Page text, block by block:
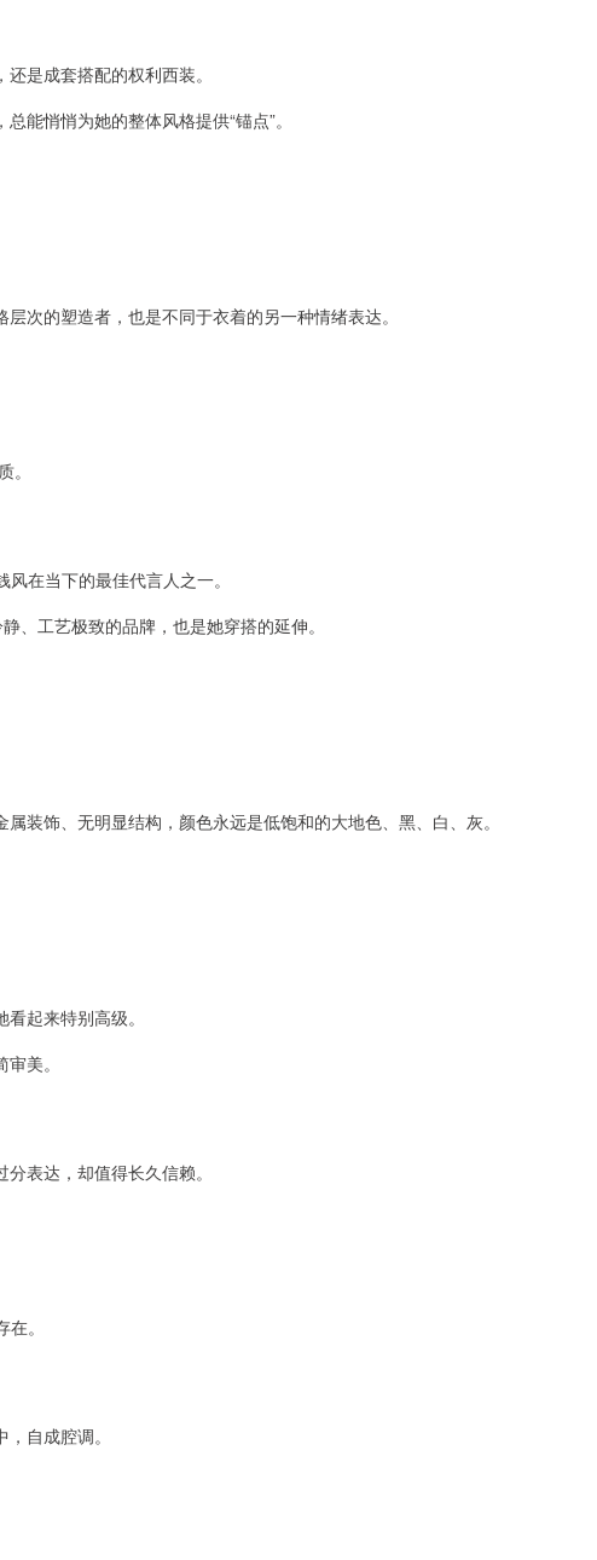
是成套搭配的权利西装。
能悄悄为她的整体风格提供“锚点”。
次的塑造者，也是不同于衣着的另一种情绪表达。
。
在当下的最佳代言人之一。
、工艺极致的品牌，也是她穿搭的延伸。
装饰、无明显结构，颜色永远是低饱和的大地色、黑、白、灰。
起来特别高级。
美。
表达，却值得长久信赖。
。
自成腔调。